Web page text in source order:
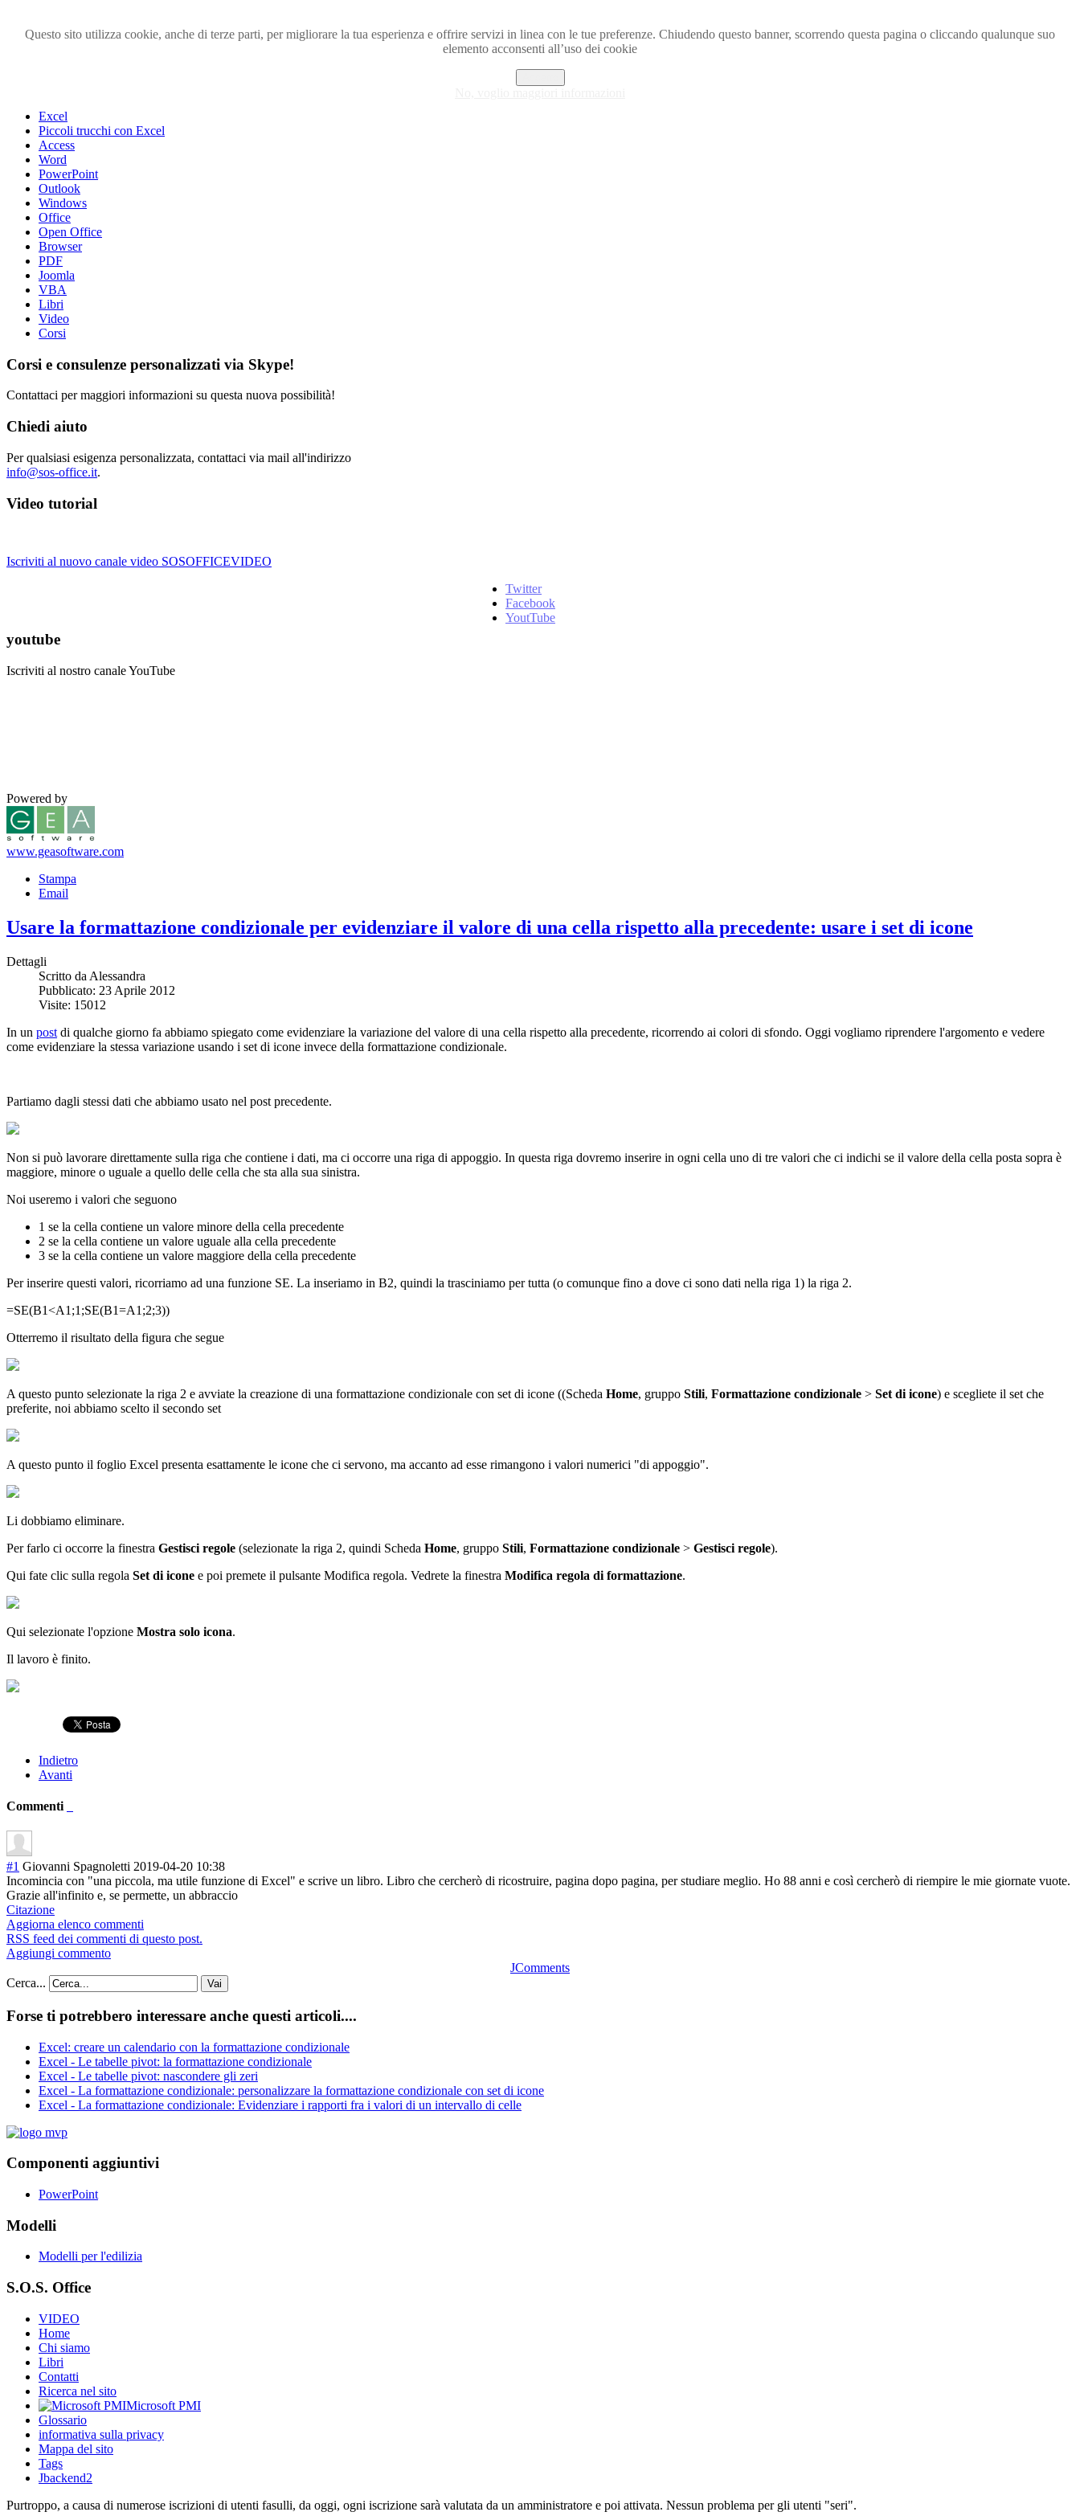
Questo sito utilizza cookie, anche di terze parti, per migliorare la tua esperienza e offrire servizi in linea con le tue preferenze. Chiudendo questo banner, scorrendo questa pagina o cliccando qualunque suo
elemento acconsenti all’uso dei cookie
Excel
Piccoli trucchi con Excel
Access
Word
PowerPoint
Outlook
Windows
Office
Open Office
Browser
PDF
Joomla
VBA
Libri
Video
Corsi
Corsi e consulenze personalizzati via Skype!
Contattaci per maggiori informazioni su questa nuova possibilità!
Chiedi aiuto
Per qualsiasi esigenza personalizzata, contattaci via mail all'indirizzo
info@sos-office.it.
Video tutorial
Iscriviti al nuovo canale video SOSOFFICEVIDEO
Twitter
Facebook
YoutTube
youtube
Iscriviti al nostro canale YouTube
Powered by
www.geasoftware.com
Stampa
Email
Usare la formattazione condizionale per evidenziare il valore di una cella rispetto alla precedente: usare i set di icone
Dettagli
Scritto da Alessandra
Pubblicato: 23 Aprile 2012
Visite: 15012
In un post di qualche giorno fa abbiamo spiegato come evidenziare la variazione del valore di una cella rispetto alla precedente, ricorrendo ai colori di sfondo. Oggi vogliamo riprendere l'argomento e vedere
come evidenziare la stessa variazione usando i set di icone invece della formattazione condizionale.
Partiamo dagli stessi dati che abbiamo usato nel post precedente.
Non si può lavorare direttamente sulla riga che contiene i dati, ma ci occorre una riga di appoggio. In questa riga dovremo inserire in ogni cella uno di tre valori che ci indichi se il valore della cella posta sopra è
maggiore, minore o uguale a quello delle cella che sta alla sua sinistra.
Noi useremo i valori che seguono
1 se la cella contiene un valore minore della cella precedente
2 se la cella contiene un valore uguale alla cella precedente
3 se la cella contiene un valore maggiore della cella precedente
Per inserire questi valori, ricorriamo ad una funzione SE. La inseriamo in B2, quindi la trasciniamo per tutta (o comunque fino a dove ci sono dati nella riga 1) la riga 2.
=SE(B1<A1;1;SE(B1=A1;2;3))
Otterremo il risultato della figura che segue
A questo punto selezionate la riga 2 e avviate la creazione di una formattazione condizionale con set di icone ((Scheda Home, gruppo Stili, Formattazione condizionale > Set di icone) e scegliete il set che
preferite, noi abbiamo scelto il secondo set
A questo punto il foglio Excel presenta esattamente le icone che ci servono, ma accanto ad esse rimangono i valori numerici "di appoggio".
Li dobbiamo eliminare.
Per farlo ci occorre la finestra Gestisci regole (selezionate la riga 2, quindi Scheda Home, gruppo Stili, Formattazione condizionale > Gestisci regole).
Qui fate clic sulla regola Set di icone e poi premete il pulsante Modifica regola. Vedrete la finestra Modifica regola di formattazione.
Qui selezionate l'opzione Mostra solo icona.
Il lavoro è finito.
Indietro
Avanti
Commenti
#1 Giovanni Spagnoletti 2019-04-20 10:38
Incomincia con "una piccola, ma utile funzione di Excel" e scrive un libro. Libro che cercherò di ricostruire, pagina dopo pagina, per studiare meglio. Ho 88 anni e così cercherò di riempire le mie giornate vuote.
Grazie all'infinito e, se permette, un abbraccio
Citazione
Aggiorna elenco commenti
RSS feed dei commenti di questo post.
Aggiungi commento
JComments
Cerca...
Vai
Forse ti potrebbero interessare anche questi articoli....
Excel: creare un calendario con la formattazione condizionale
Excel - Le tabelle pivot: la formattazione condizionale
Excel - Le tabelle pivot: nascondere gli zeri
Excel - La formattazione condizionale: personalizzare la formattazione condizionale con set di icone
Excel - La formattazione condizionale: Evidenziare i rapporti fra i valori di un intervallo di celle
Componenti aggiuntivi
PowerPoint
Modelli
Modelli per l'edilizia
S.O.S. Office
VIDEO
Home
Chi siamo
Libri
Contatti
Ricerca nel sito
Microsoft PMI
Glossario
informativa sulla privacy
Mappa del sito
Tags
Jbackend2
Purtroppo, a causa di numerose iscrizioni di utenti fasulli, da oggi, ogni iscrizione sarà valutata da un amministratore e poi attivata. Nessun problema per gli utenti "seri".